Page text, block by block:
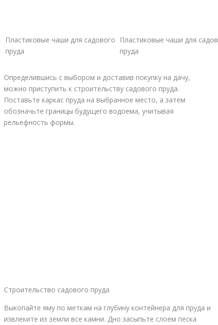
Пластиковые чаши для садового
пруда
Пластиковые чаши для
пруда
Определившись с выбором и доставив покупку на дачу,
можно приступить к строительству садового пруда.
Поставьте каркас пруда на выбранное место, а затем
обозначьте границы будущего водоема, учитывая
рельефность формы.
Строительство садового пруда
Выкопайте яму по меткам на глубину контейнера для пруда и
извлеките из земли все камни. Дно засыпьте слоем песка